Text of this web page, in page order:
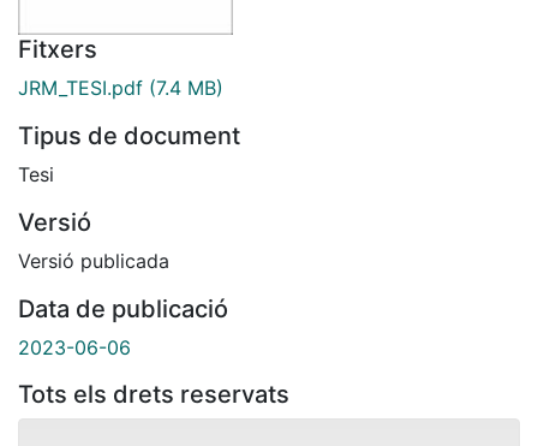
Fitxers
JRM_TESI.pdf (7.4 MB)
Tipus de document
Tesi
Versió
Versió publicada
Data de publicació
2023-06-06
Tots els drets reservats